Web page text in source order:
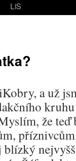
LiS
a už
že teď
blízký